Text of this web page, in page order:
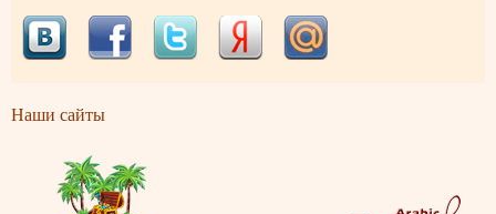
Наши сайты